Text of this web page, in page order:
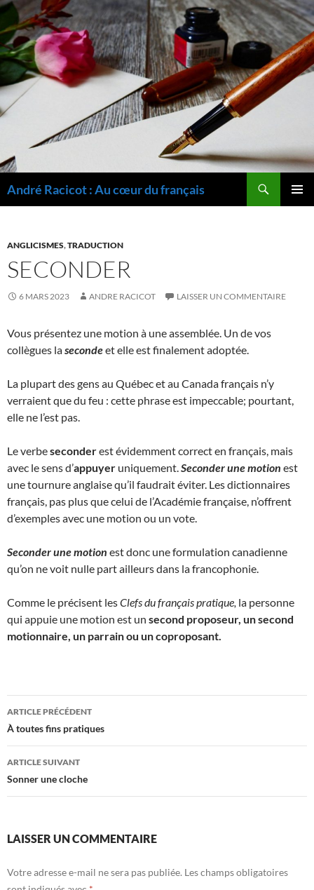
André Racicot : Au cœur du français
ANGLICISMES,TRADUCTION
SECONDER
6 MARS 2023 ANDRE RACICOT LAISSER UN COMMENTAIRE
Vous présentez une motion à une assemblée. Un de vos
collègues lasecondeet elle est finalement adoptée.
La plupart des gens au Québec et au Canada français n’y
verraient que du feu : cette phrase est impeccable; pourtant,
elle ne l’est pas.
Le verbeseconderest évidemment correct en français, mais
avec le sens d’appuyer uniquement.Seconder une motion est
une tournure anglaise qu’il faudrait éviter. Les dictionnaires
français, pas plus que celui de l’Académie française, n’offrent
d’exemples avec une motion ou un vote.
Seconder une motion est donc une formulation canadienne
qu’on ne voit nulle part ailleurs dans la francophonie.
Comme le précisent lesClefs du français pratique, la personne
qui appuie une motion est un second proposeur, un second
motionnaire, un parrain ou un coproposant.
Navigation
des
articles
ARTICLE PRÉCÉDENT
À toutes fins pratiques
ARTICLE SUIVANT
Sonner une cloche
LAISSER UN COMMENTAIRE
Votre adresse e-mail ne sera pas publiée. Les champs obligatoires